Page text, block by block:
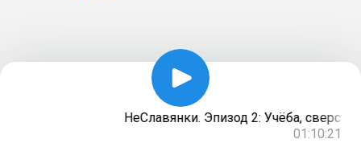
НеСлавянки. Эпизод 2: Учёба,
01:10:21